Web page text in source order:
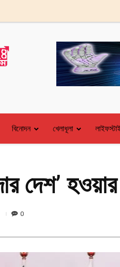
বিনোদন খেলাধূলা
দেশ’
0